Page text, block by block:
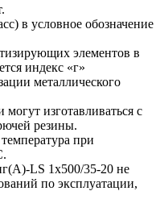
в условное обозначение
элементов в
индекс «г»
металлического
изготавливаться с
резины.
при
LS 1х500/35-20 не
по эксплуатации,